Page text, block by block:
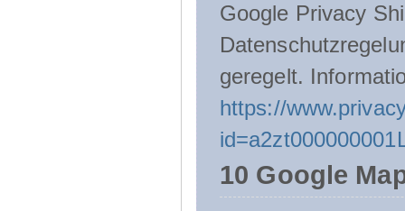
Google Privacy
geregelt.
https://
10 Google